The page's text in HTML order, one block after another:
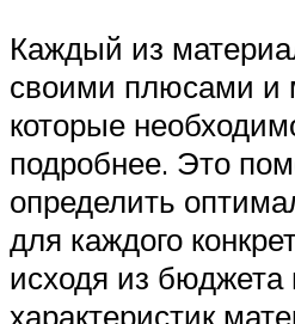
Каждый из
своими плюсами и
которые
подробнее. Это
определить
для каждого
исходя из бюджета
характеристик